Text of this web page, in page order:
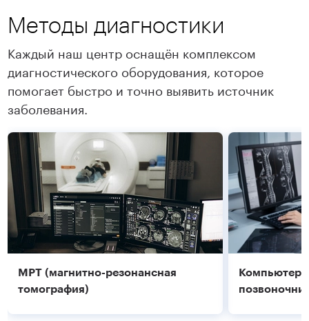
Подробнее Подробнее
Методы диагностики
Каждый наш центр оснащён комплексом
диагностического оборудования, которое
помогает быстро и точно выявить источник
заболевания.
МРТ (магнитно-резонансная
томография)